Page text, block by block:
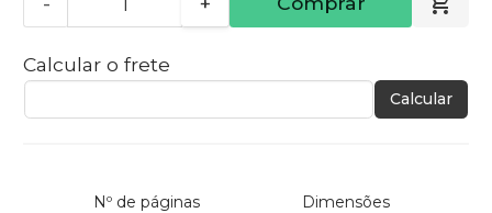
Calcular o frete
Calcular
Nº de páginas Dimensões